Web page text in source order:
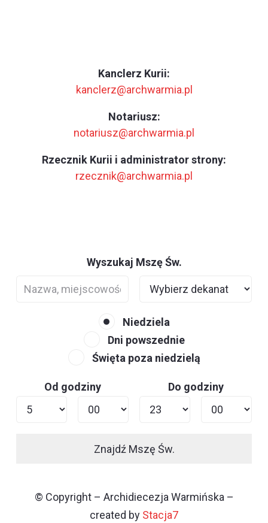
Kanclerz Kurii:
kanclerz@archwarmia.pl
Notariusz:
notariusz@archwarmia.pl
Rzecznik Kurii i administrator strony:
rzecznik@archwarmia.pl
Wyszukaj Mszę Św.
Niedziela
Dni powszednie
Święta poza niedzielą
Od godziny Do godziny
Znajdź Mszę Św.
© Copyright – Archidiecezja Warmińska –
created by Stacja7